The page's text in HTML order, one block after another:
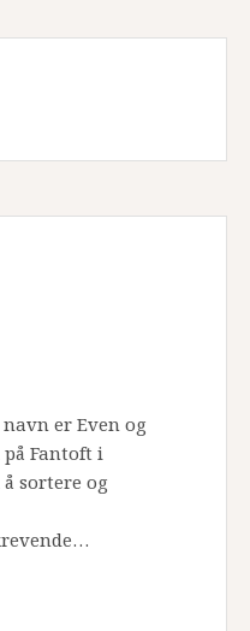
er Even og
Fantoft i
sortere og